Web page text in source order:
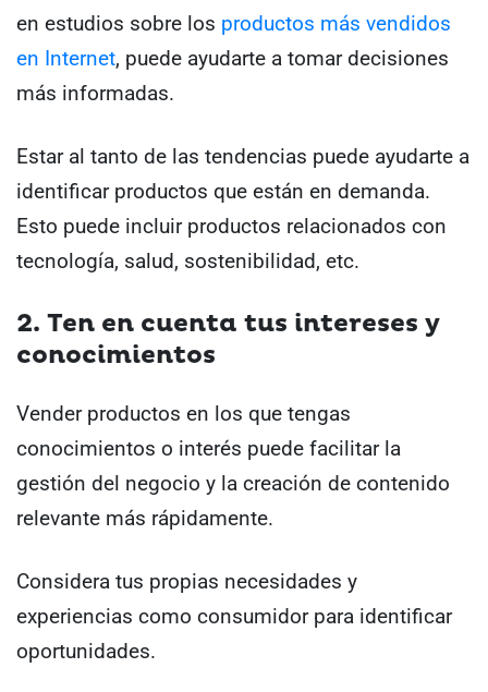
en estudios sobre los productos más vendidos
en Internet, puede ayudarte a tomar decisiones
más informadas.
Estar al tanto de las tendencias puede ayudarte a
identificar productos que están en demanda.
Esto puede incluir productos relacionados con
tecnología, salud, sostenibilidad, etc.
2. Ten en cuenta tus intereses y
conocimientos
Vender productos en los que tengas
conocimientos o interés puede facilitar la
gestión del negocio y la creación de contenido
relevante más rápidamente.
Considera tus propias necesidades y
experiencias como consumidor para identificar
oportunidades.